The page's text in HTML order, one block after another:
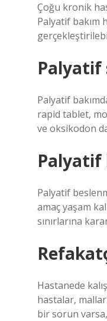
Çoğu kronik
Palyatif bakım
Palyatif
Palyatif
rapid tablet,
ve oksikodon
Palyatif
Palyatif
amaç yaşam
sınırlarına
Hastanede
hastalar,
bir sorun